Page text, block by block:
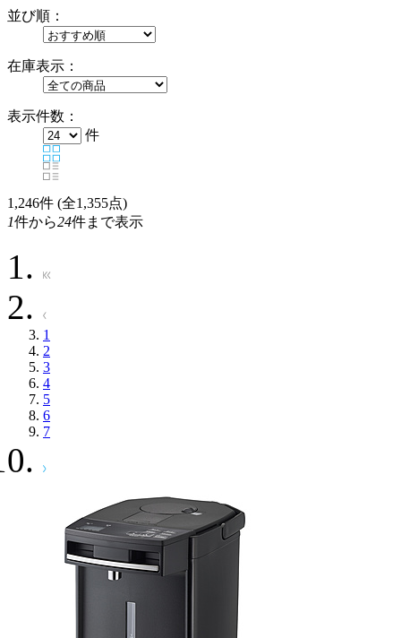
並び順：
在庫表示：
表示件数：
件
1,246件 (全1,355点)
1件から24件まで表示
1
2
3
4
5
6
7